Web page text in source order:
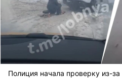
Полиция начала проверку из-